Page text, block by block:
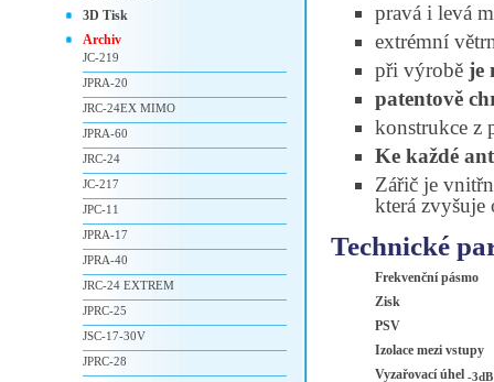
pravá i levá
extrémní
při výrobě je
patentově
konstrukce z
Ke každé
Zářič je
která
Technické
Frekvenční pásmo
Zisk
PSV
Izolace mezi vstupy
Vyzařovací úhel -3dB
3D Tisk
Archiv
JC-219
JPRA-20
JRC-24EX MIMO
JPRA-60
JRC-24
JC-217
JPC-11
JPRA-17
JPRA-40
JRC-24 EXTREM
JPRC-25
JSC-17-30V
JPRC-28